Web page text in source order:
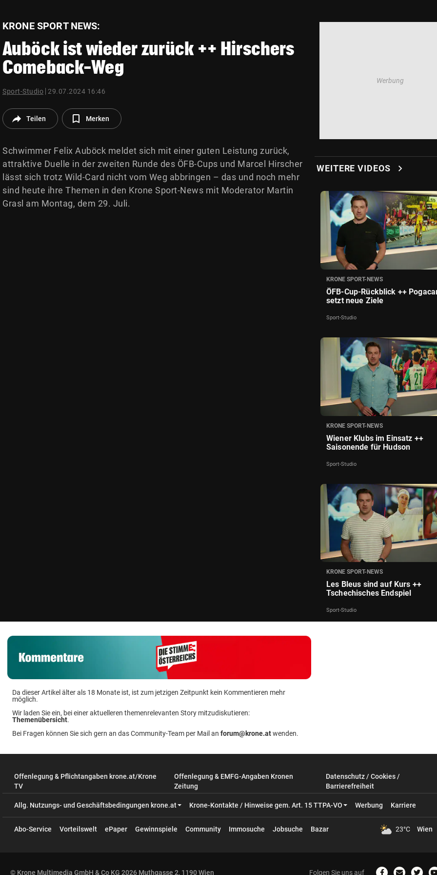
KRONE SPORT NEWS:
Auböck ist wieder zurück ++ Hirschers
Comeback-Weg
Sport-Studio 29.07.2024 16:46
Teilen Merken
Schwimmer Felix Auböck meldet sich mit einer guten Leistung zurück,
attraktive Duelle in der zweiten Runde des ÖFB-Cups und Marcel Hirscher
lässt sich trotz Wild-Card nicht vom Weg abbringen – das und noch mehr
sind heute ihre Themen in den Krone Sport-News mit Moderator Martin
Grasl am Montag, dem 29. Juli.
WEITERE VIDEOS chevron_right
KRONE SPORT-NEWS
ÖFB-Cup-Rückblick ++
setzt neue Ziele
Sport-Studio
KRONE SPORT-NEWS
Wiener Klubs im Einsatz ++
Saisonende für Hudson
Sport-Studio
KRONE SPORT-NEWS
Les Bleus sind auf Kurs ++
Tschechisches Endspiel
Sport-Studio
Da dieser Artikel älter als 18 Monate ist, ist zum jetzigen Zeitpunkt kein Kommentieren mehr
möglich.
Wir laden Sie ein, bei einer aktuelleren themenrelevanten Story mitzudiskutieren:
Themenübersicht.
Bei Fragen können Sie sich gern an das Community-Team per Mail an forum@krone.atwenden.
Offenlegung & Pflichtangaben krone.at/Krone
TV
Offenlegung & EMFG-Angaben Kronen
Zeitung
Datenschutz / Cookies /
Barrierefreiheit
Allg. Nutzungs- und Geschäftsbedingungen krone.at Krone-Kontakte / Hinweise gem. Art. 15 TTPA-VO Werbung Karriere
Abo-Service Vorteilswelt ePaper Gewinnspiele Community Immosuche Jobsuche Bazar 23°C Wien
© Krone Multimedia GmbH & Co KG 2026 Muthgasse 2, 1190 Wien Folgen Sie uns auf